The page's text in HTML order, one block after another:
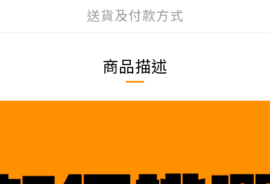
送貨及付款方式
商品描述